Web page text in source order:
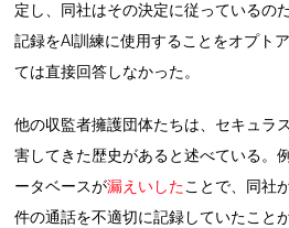
定し、同社はその決定に従っているの
記録をAI訓練に使用することをオプト
ては直接回答しなかった。
他の収監者擁護団体たちは、セキュラ
害してきた歴史があると述べている。
ータベースが漏えいしたことで、同社
件の通話を不適切に記録していたこと